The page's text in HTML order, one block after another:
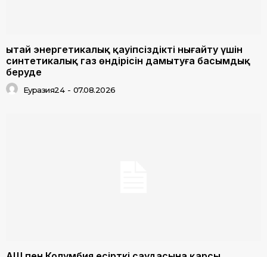
Қытай энергетикалық қауіпсіздікті нығайту үшін
синтетикалық газ өндірісін дамытуға басымдық
беруде
Еуразия24 - 07.08.2026